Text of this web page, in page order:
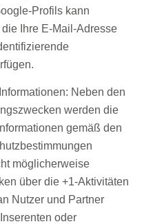
Profils kann
Ihre E-Mail-Adresse
Neben den
werden die
gemäß den
möglicherweise
über die +1-Aktivitäten
Nutzer und Partner
oder